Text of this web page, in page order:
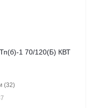
1 70/120(Б) КВТ
(32)